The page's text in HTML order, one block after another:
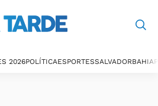
2026POLÍTICAESPORTESSALVADORBAHIA